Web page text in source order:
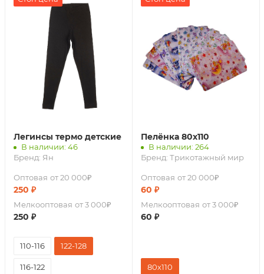
Легинсы термо детские
В наличии: 46
Бренд: Ян
Оптовая от 20 000₽
250 ₽
Мелкооптовая от 3 000₽
250 ₽
110-116 122-128
116-122
Пелёнка 80х110
В наличии: 264
Бренд: Трикотажный мир
Оптовая от 20 000₽
60 ₽
Мелкооптовая от 3 000₽
60 ₽
80х110